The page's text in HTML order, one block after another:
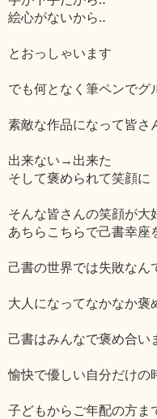
絵心がないから‥
とおっしゃいます
でも何となく筆ペンでグ
素敵な作品になって皆さ
出来ない→出来た
そして褒められて笑顔に
そんな皆さんの笑顔が大
あちらこちらで己書幸座
己書の世界では失敗なん
大人になってなかなか褒
己書はみんなで褒め合い
愉快で優しい自分だけの
子どもからご年配の方ま